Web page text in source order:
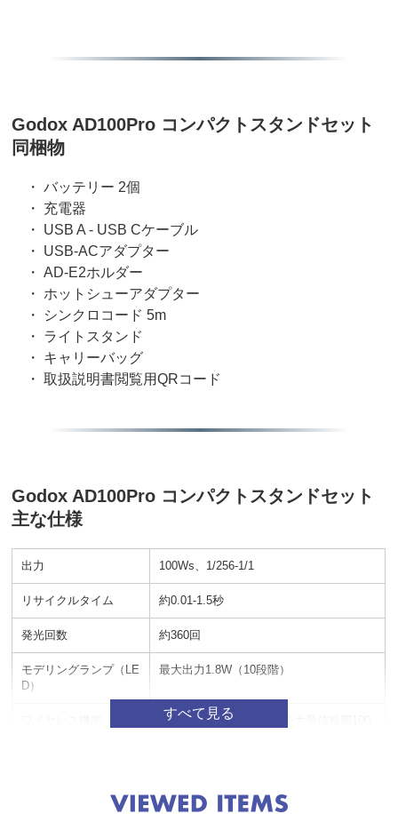
Godox AD100Pro コンパクトスタンドセット
同梱物
・ バッテリー 2個
・ 充電器
・ USB A - USB Cケーブル
・ USB-ACアダプター
・ AD-E2ホルダー
・ ホットシューアダプター
・ シンクロコード 5m
・ ライトスタンド
・ キャリーバッグ
・ 取扱説明書閲覧用QRコード
Godox AD100Pro コンパクトスタンドセット
主な仕様
出力 100Ws、1/256-1/1
リサイクルタイム 約0.01-1.5秒
発光回数 約360回
モデリングランプ（LE
D）
最大出力1.8W（10段階）
32ch、5グループ制御、最大受信範囲100